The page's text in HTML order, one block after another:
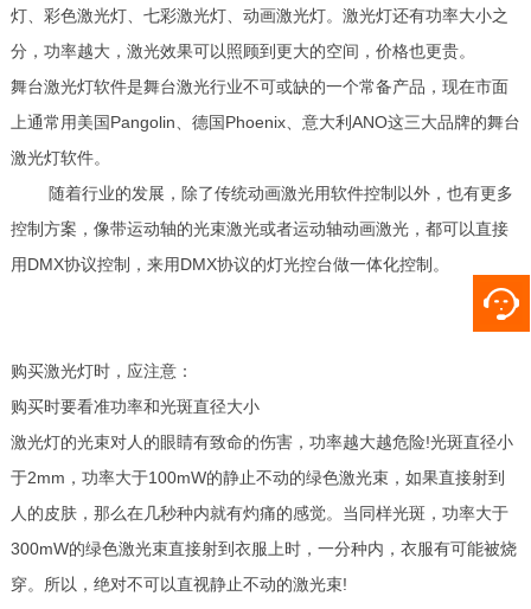
灯、彩色激光灯、七彩激光灯、动画激光灯。激光灯还有功率大小之
分，功率越大，激光效果可以照顾到更大的空间，价格也更贵。
舞台激光灯软件是舞台激光行业不可或缺的一个常备产品，现在市面
上通常用美国Pangolin、德国Phoenix、意大利ANO这三大品牌的舞台
激光灯软件。
随着行业的发展，除了传统动画激光用软件控制以外，也有更多
控制方案，像带运动轴的光束激光或者运动轴动画激光，都可以直接
用DMX协议控制，来用DMX协议的灯光控台做一体化控制。
购买激光灯时，应注意：
购买时要看准功率和光斑直径大小
激光灯的光束对人的眼睛有致命的伤害，功率越大越危险!光斑直径小
于2mm，功率大于100mW的静止不动的绿色激光束，如果直接射到
人的皮肤，那么在几秒种内就有灼痛的感觉。当同样光斑，功率大于
300mW的绿色激光束直接射到衣服上时，一分种内，衣服有可能被烧
穿。所以，绝对不可以直视静止不动的激光束!